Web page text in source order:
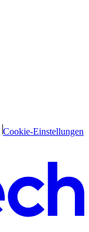
Cookie-Einstellungen